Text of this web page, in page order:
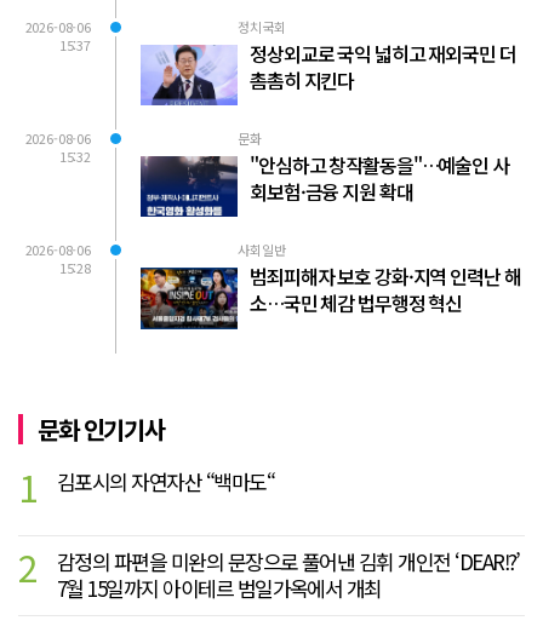
2026-08-06
15:37
정치국회
정상외교로 국익 넓히고 재외국민 더
촘촘히 지킨다
2026-08-06
15:32
문화
"안심하고 창작활동을"…예술인 사
회보험·금융 지원 확대
2026-08-06
15:28
사회일반
범죄피해자 보호 강화·지역 인력난 해
소…국민 체감 법무행정 혁신
문화 인기기사
1 김포시의 자연자산 “백마도“
2
감정의 파편을 미완의 문장으로 풀어낸 김휘 개인전 ‘DEAR!?’
7월 15일까지 아이테르 범일가옥에서 개최